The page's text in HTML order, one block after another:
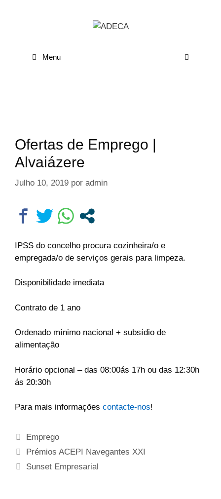
Menu
Ofertas de Emprego |
Alvaiázere
Julho 10, 2019 por admin
IPSS do concelho procura cozinheira/o e
empregada/o de serviços gerais para limpeza.
Disponibilidade imediata
Contrato de 1 ano
Ordenado mínimo nacional + subsídio de
alimentação
Horário opcional – das 08:00ás 17h ou das 12:30h
ás 20:30h
Para mais informações contacte-nos!
Emprego
Prémios ACEPI Navegantes XXI
Sunset Empresarial